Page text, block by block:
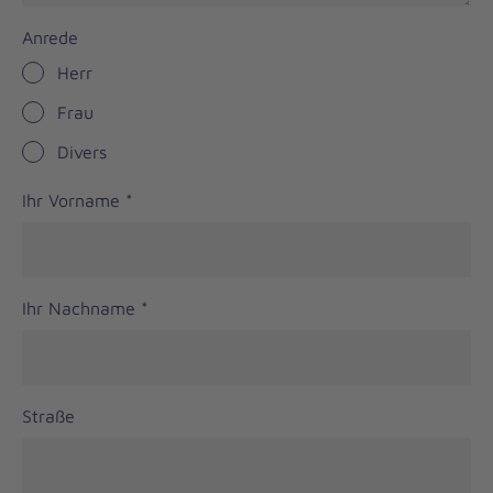
Anrede
Herr
Frau
Divers
Ihr Vorname *
Ihr Nachname *
Straße